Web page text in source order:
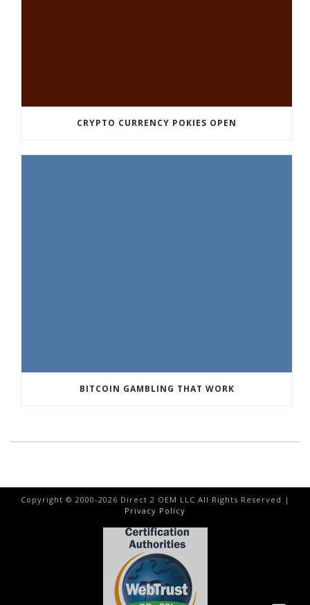
CRYPTO CURRENCY POKIES OPEN
BITCOIN GAMBLING THAT WORK
Copyright © 2000-2026 Direct 2 OEM LLC All Rights Reserved |
Privacy Policy